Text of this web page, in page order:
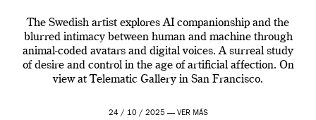
The Swedish artist explores AI companionship and the
blurred intimacy between human and machine through
animal-coded avatars and digital voices. A surreal study
of desire and control in the age of artificial affection. On
view at Telematic Gallery in San Francisco.
24 / 10 / 2025 — VER MÁS